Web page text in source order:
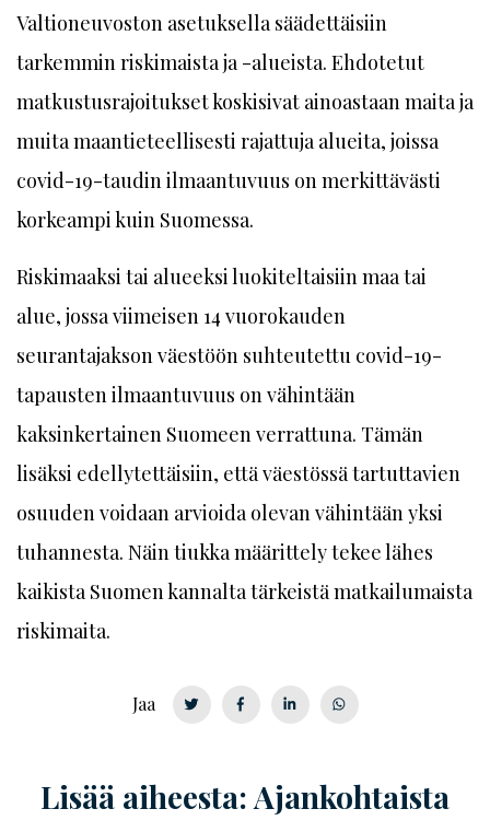
Valtioneuvoston asetuksella säädettäisiin
tarkemmin riskimaista ja -alueista. Ehdotetut
matkustusrajoitukset koskisivat ainoastaan maita ja
muita maantieteellisesti rajattuja alueita, joissa
covid-19-taudin ilmaantuvuus on merkittävästi
korkeampi kuin Suomessa.
Riskimaaksi tai alueeksi luokiteltaisiin maa tai
alue, jossa viimeisen 14 vuorokauden
seurantajakson väestöön suhteutettu covid-19-
tapausten ilmaantuvuus on vähintään
kaksinkertainen Suomeen verrattuna. Tämän
lisäksi edellytettäisiin, että väestössä tartuttavien
osuuden voidaan arvioida olevan vähintään yksi
tuhannesta. Näin tiukka määrittely tekee lähes
kaikista Suomen kannalta tärkeistä matkailumaista
riskimaita.
Jaa
Lisää aiheesta: Ajankohtaista